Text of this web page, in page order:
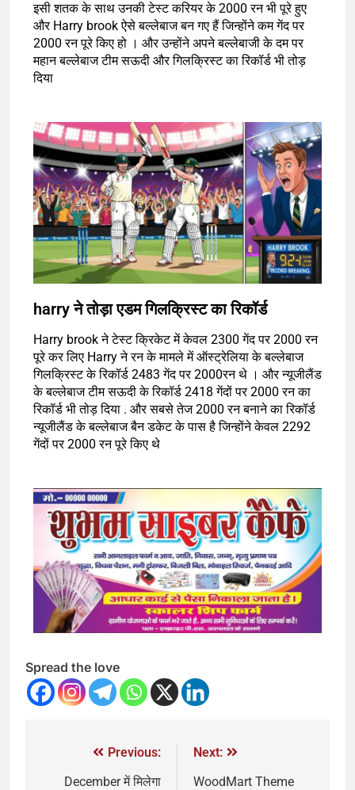
इसी शतक के साथ उनकी टेस्ट करियर के 2000 रन भी पूरे हुए
और Harry brook ऐसे बल्लेबाज बन गए हैं जिन्होंने कम गेंद पर
2000 रन पूरे किए हो । और उन्होंने अपने बल्लेबाजी के दम पर
महान बल्लेबाज टीम सऊदी और गिलक्रिस्ट का रिकॉर्ड भी तोड़
दिया
harry ने तोड़ा एडम गिलक्रिस्ट का रिकॉर्ड
Harry brook ने टेस्ट क्रिकेट में केवल 2300 गेंद पर 2000 रन
पूरे कर लिए Harry ने रन के मामले में ऑस्ट्रेलिया के बल्लेबाज
गिलक्रिस्ट के रिकॉर्ड 2483 गेंद पर 2000रन थे । और न्यूजीलैंड
के बल्लेबाज टीम सऊदी के रिकॉर्ड 2418 गेंदों पर 2000 रन का
रिकॉर्ड भी तोड़ दिया . और सबसे तेज 2000 रन बनाने का रिकॉर्ड
न्यूजीलैंड के बल्लेबाज बैन डकेट के पास है जिन्होंने केवल 2292
गेंदों पर 2000 रन पूरे किए थे
Spread the love
Previous:
December में मिलेगा
Next:
WoodMart Theme